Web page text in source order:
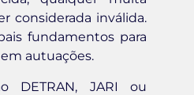
considerada inválida.
fundamentos para
autuações.
DETRAN, JARI ou